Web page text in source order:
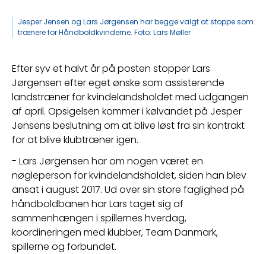
Jesper Jensen og Lars Jørgensen har begge valgt at stoppe som
trænere for Håndboldkvinderne. Foto: Lars Møller
Efter syv et halvt år på posten stopper Lars
Jørgensen efter eget ønske som assisterende
landstræner for kvindelandsholdet med udgangen
af april. Opsigelsen kommer i kølvandet på Jesper
Jensens beslutning om at blive løst fra sin kontrakt
for at blive klubtræner igen.
- Lars Jørgensen har om nogen været en
nøgleperson for kvindelandsholdet, siden han blev
ansat i august 2017. Ud over sin store faglighed på
håndboldbanen har Lars taget sig af
sammenhængen i spillernes hverdag,
koordineringen med klubber, Team Danmark,
spillerne og forbundet.